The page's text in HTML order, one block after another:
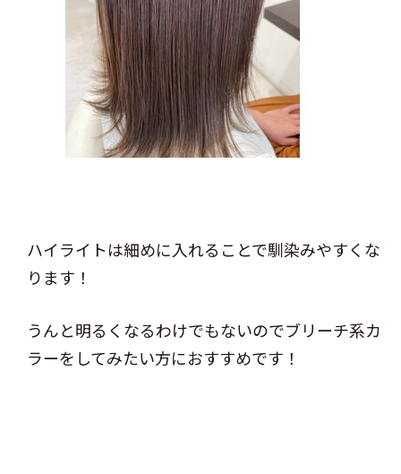
ハイライトは細めに入れることで馴染みやすくな
ります！
うんと明るくなるわけでもないのでブリーチ系カ
ラーをしてみたい方におすすめです！